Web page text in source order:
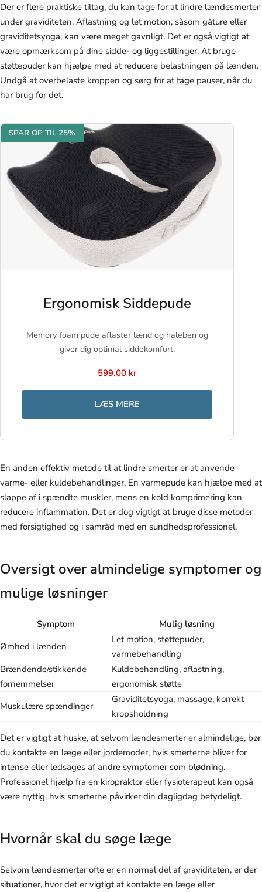
Der er flere praktiske tiltag, du kan tage for at lindre lændesmerter
under graviditeten. Aflastning og let motion, såsom gåture eller
graviditetsyoga, kan være meget gavnligt. Det er også vigtigt at
være opmærksom på dine sidde- og liggestillinger. At bruge
støttepuder kan hjælpe med at reducere belastningen på lænden.
Undgå at overbelaste kroppen og sørg for at tage pauser, når du
har brug for det.
SPAR OP TIL 25%
Ergonomisk Siddepude
Memory foam pude aflaster lænd og haleben og
giver dig optimal siddekomfort.
599.00 kr
LÆS MERE
En anden effektiv metode til at lindre smerter er at anvende
varme- eller kuldebehandlinger. En varmepude kan hjælpe med at
slappe af i spændte muskler, mens en kold komprimering kan
reducere inflammation. Det er dog vigtigt at bruge disse metoder
med forsigtighed og i samråd med en sundhedsprofessionel.
Oversigt over almindelige symptomer og
mulige løsninger
Symptom
Mulig løsning
Ømhed i lænden
Let motion, støttepuder,
varmebehandling
Brændende/stikkende
fornemmelser
Kuldebehandling, aflastning,
ergonomisk støtte
Muskulære spændinger
Graviditetsyoga, massage, korrekt
kropsholdning
Det er vigtigt at huske, at selvom lændesmerter er almindelige, bør
du kontakte en læge eller jordemoder, hvis smerterne bliver for
intense eller ledsages af andre symptomer som blødning.
Professionel hjælp fra en kiropraktor eller fysioterapeut kan også
være nyttig, hvis smerterne påvirker din dagligdag betydeligt.
Hvornår skal du søge læge
Selvom lændesmerter ofte er en normal del af graviditeten, er der
situationer, hvor det er vigtigt at kontakte en læge eller